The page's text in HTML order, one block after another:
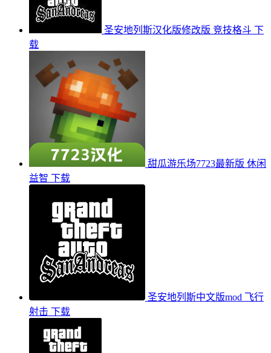
圣安地列斯汉化版修改版 竞技格斗 下
载
甜瓜游乐场7723最新版 休闲
益智 下载
圣安地列斯中文版mod 飞行
射击 下载